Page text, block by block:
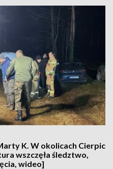
K. W okolicach Cierpic
wszczęła śledztwo,
wideo]